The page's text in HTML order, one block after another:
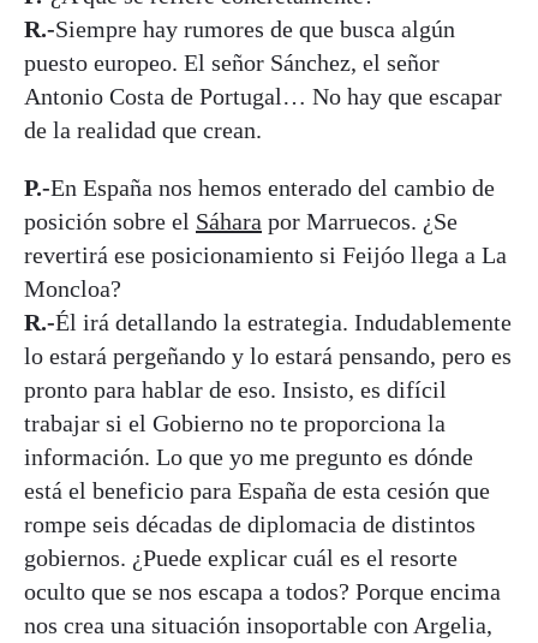
R.-Siempre hay rumores de que busca algún
puesto europeo. El señor Sánchez, el señor
Antonio Costa de Portugal… No hay que escapar
de la realidad que crean.
P.-En España nos hemos enterado del cambio de
posición sobre el Sáhara por Marruecos. ¿Se
revertirá ese posicionamiento si Feijóo llega a La
Moncloa?
R.-Él irá detallando la estrategia. Indudablemente
lo estará pergeñando y lo estará pensando, pero es
pronto para hablar de eso. Insisto, es difícil
trabajar si el Gobierno no te proporciona la
información. Lo que yo me pregunto es dónde
está el beneficio para España de esta cesión que
rompe seis décadas de diplomacia de distintos
gobiernos. ¿Puede explicar cuál es el resorte
oculto que se nos escapa a todos? Porque encima
nos crea una situación insoportable con Argelia,